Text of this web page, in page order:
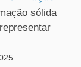
sólida